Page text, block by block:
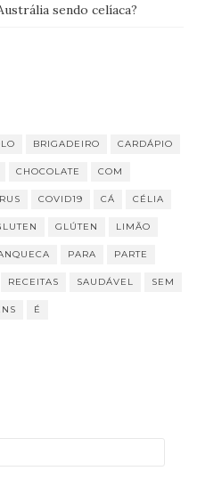
sendo celíaca?
BRIGADEIRO CARDÁPIO
CHOCOLATE COM
COVID19 CÁ CÉLIA
GLÚTEN LIMÃO
PARA PARTE
RECEITAS SAUDÁVEL SEM
É